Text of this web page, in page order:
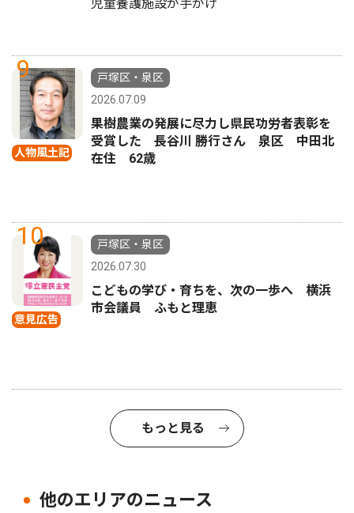
児童養護施設が手がけ
9
人物風土記
戸塚区・泉区
2026.07.09
果樹農業の発展に尽力し県民功労者表彰を
受賞した 長谷川 勝行さん 泉区 中田北
在住 62歳
10
意見広告
戸塚区・泉区
2026.07.30
こどもの学び・育ちを、次の一歩へ 横浜
市会議員 ふもと理恵
もっと見る
他のエリアのニュース